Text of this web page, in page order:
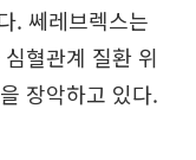
. 쎄레브렉스는
혈관계 질환 위
장악하고 있다.